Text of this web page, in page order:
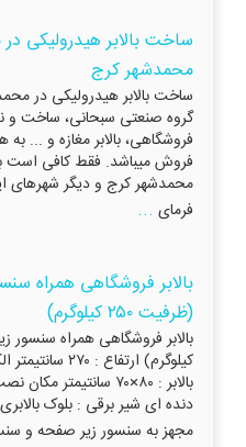
ساخت بالابر هیدرولیکی
محمدشهر کرج
ساخت بالابر هیدرولیکی در
گروه صنعتی سبحانی، ساخت و
فروشگاهی، بالابر مغازه و ...
فروش میباشد. فقط کافی است
محمدشهر کرج و دیگر شهرهای
فرمای ...
بالابر فروشگاهی همراه
(ظرفیت ۲۵۰ کیلوگرم)
کیلوگرم)
بالابر : ۸۰×۷۰
دنده ای شیر برقی : بلوک
مجهز به سنسور زیر صفحه و